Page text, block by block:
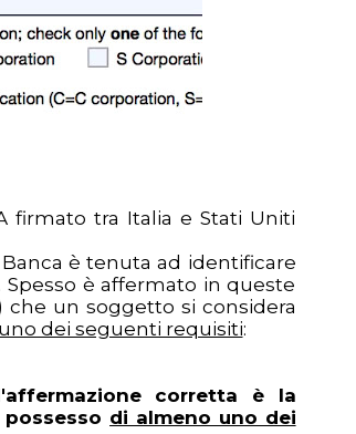
firmato tra Italia e Stati Uniti
è tenuta ad identificare
Spesso è affermato in queste
un soggetto si considera
dei seguenti requisiti:
corretta è la
di almeno uno dei